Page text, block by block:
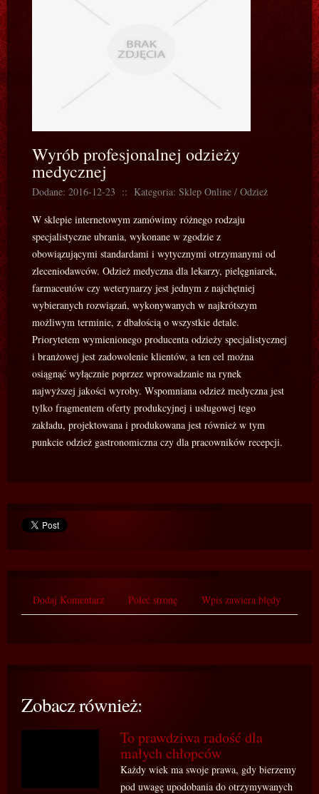
Wyrób profesjonalnej odzieży
medycznej
Dodane: 2016-12-23 :: Kategoria: Sklep Online / Odzież
W sklepie internetowym zamówimy różnego rodzaju
specjalistyczne ubrania, wykonane w zgodzie z
obowiązującymi standardami i wytycznymi otrzymanymi od
zleceniodawców. Odzież medyczna dla lekarzy, pielęgniarek,
farmaceutów czy weterynarzy jest jednym z najchętniej
wybieranych rozwiązań, wykonywanych w najkrótszym
możliwym terminie, z dbałością o wszystkie detale.
Priorytetem wymienionego producenta odzieży specjalistycznej
i branżowej jest zadowolenie klientów, a ten cel można
osiągnąć wyłącznie poprzez wprowadzanie na rynek
najwyższej jakości wyroby. Wspomniana odzież medyczna jest
tylko fragmentem oferty produkcyjnej i usługowej tego
zakładu, projektowana i produkowana jest również w tym
punkcie odzież gastronomiczna czy dla pracowników recepcji.
Dodaj Komentarz Poleć stronę Wpis zawiera błędy
Zobacz również:
To prawdziwa radość dla
małych chłopców
Każdy wiek ma swoje prawa, gdy bierzemy
pod uwagę upodobania do otrzymywanych